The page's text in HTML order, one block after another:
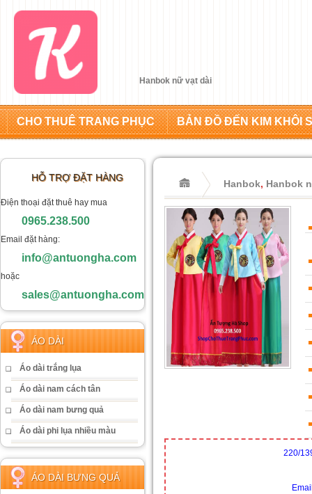
Hanbok nữ vạt dài
CHO THUÊ TRANG PHỤC BẢN ĐỒ ĐẾN KIM KHÔI
HỖ TRỢ ĐẶT HÀNG
Điện thoại đặt thuê hay mua
0965.238.500
Email đặt hàng:
info@antuongha.com
hoặc
sales@antuongha.com
ÁO DÀI
Áo dài trắng lụa
Áo dài nam cách tân
Áo dài nam bưng quả
Áo dài phi lụa nhiều màu
ÁO DÀI BƯNG QUẢ
Hanbok, Hanbok
220/